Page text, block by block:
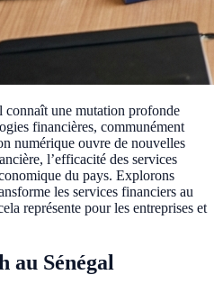
connaît une mutation profonde
financières, communément
numérique ouvre de nouvelles
l’efficacité des services
du pays. Explorons
les services financiers au
représente pour les entreprises et
au Sénégal